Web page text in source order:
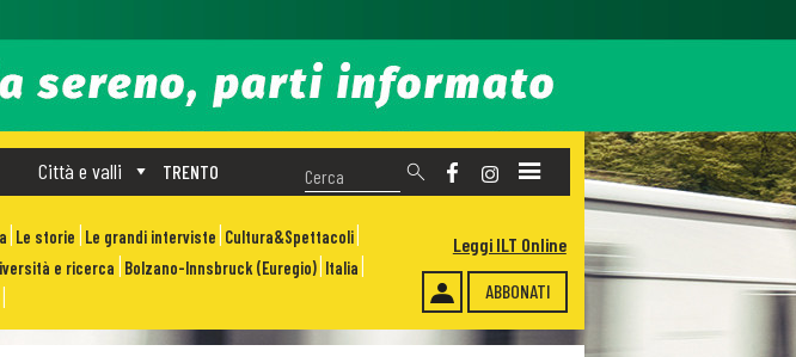
TRENTO
Città e valli
Le storie Le grandi interviste Cultura&Spettacoli
e ricerca Bolzano-Innsbruck (Euregio) Italia
ABBONATI
Leggi ILT Online